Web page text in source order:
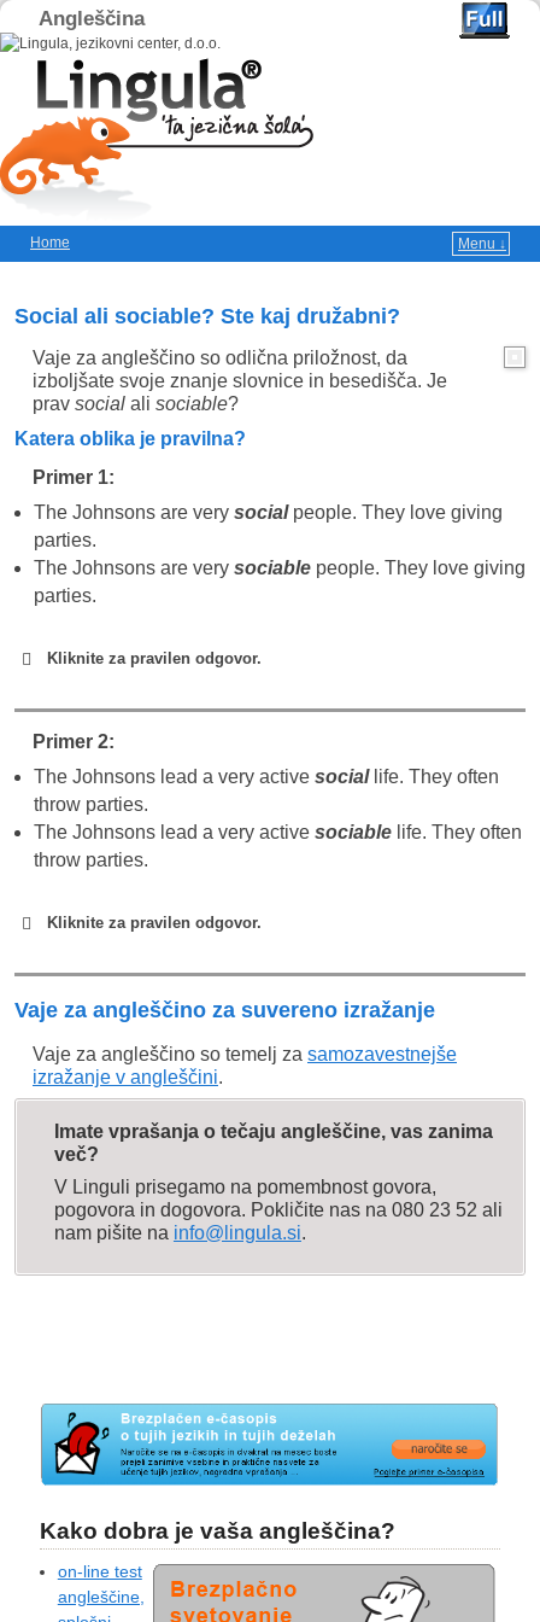
Angleščina
Home
Menu ↓
Social ali sociable? Ste kaj družabni?
Vaje za angleščino so odlična priložnost, da
izboljšate svoje znanje slovnice in besedišča. Je
prav social ali sociable?
Katera oblika je pravilna?
Primer 1:
The Johnsons are very social people. They love giving
parties.
The Johnsons are very sociable people. They love giving
parties.
Kliknite za pravilen odgovor.
Sociable družaben, prijeten
is kind to everyone.
Primer 2:
The Johnsons lead a very active social life. They often
throw parties.
The Johnsons lead a very active sociable life. They often
throw parties.
Kliknite za pravilen odgovor.
Social
Z njim označujemo družabne dejavnosti.
There were so many different social events to
označuje družbene pojave, lastnosti,
dogodke …
Overpopulation is one of the most
pressing environmental and socialproblems.
Vaje za angleščino za suvereno izražanje
Vaje za angleščino so temelj za samozavestnejše
izražanje v angleščini.
Imate vprašanja o tečaju angleščine, vas zanima
več?
V Linguli prisegamo na pomembnost govora,
pogovora in dogovora. Pokličite nas na 080 23 52 ali
nam pišite na info@lingula.si.
Kako dobra je vaša angleščina?
on-line test
angleščine,